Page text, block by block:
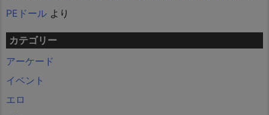
PEドール より
カテゴリー
アーケード
イベント
エロ